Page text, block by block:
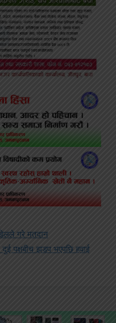
गरे मतदान
पक्षबीच झडप भएपछि हवाई